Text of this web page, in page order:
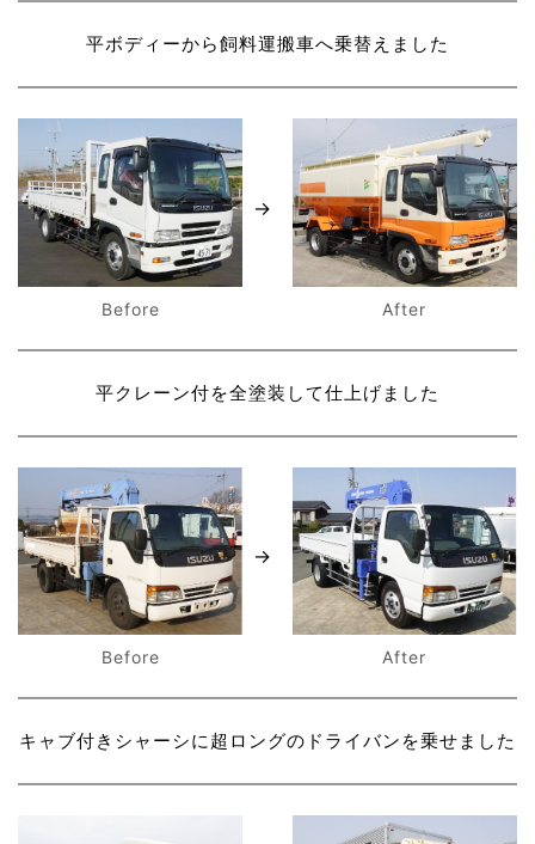
平ボディーから飼料運搬車へ乗替えました
Before After
平クレーン付を全塗装して仕上げました
Before After
キャブ付きシャーシに超ロングのドライバンを乗せました